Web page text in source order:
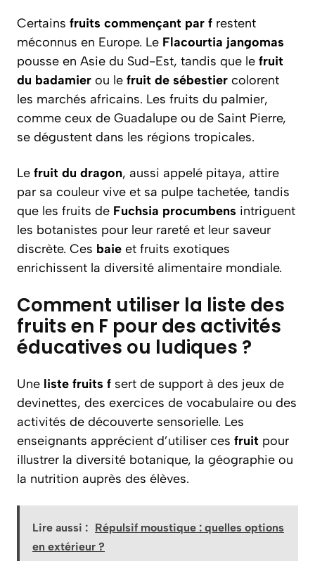
Certains fruits commençant par f restent
méconnus en Europe. Le Flacourtia jangomas
pousse en Asie du Sud-Est, tandis que le fruit
du badamier ou le fruit de sébestier colorent
les marchés africains. Les fruits du palmier,
comme ceux de Guadalupe ou de Saint Pierre,
se dégustent dans les régions tropicales.
Le fruit du dragon, aussi appelé pitaya, attire
par sa couleur vive et sa pulpe tachetée, tandis
que les fruits de Fuchsia procumbens intriguent
les botanistes pour leur rareté et leur saveur
discrète. Ces baie et fruits exotiques
enrichissent la diversité alimentaire mondiale.
Comment utiliser la liste des
fruits en F pour des activités
éducatives ou ludiques ?
Une liste fruits f sert de support à des jeux de
devinettes, des exercices de vocabulaire ou des
activités de découverte sensorielle. Les
enseignants apprécient d’utiliser ces fruit pour
illustrer la diversité botanique, la géographie ou
la nutrition auprès des élèves.
Lire aussi : Répulsif moustique : quelles options
en extérieur ?